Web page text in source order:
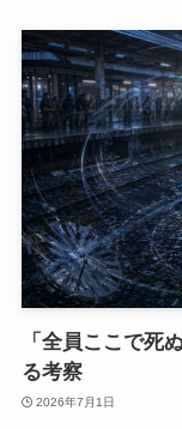
「全員ここで死
る考察
2026年7月1日